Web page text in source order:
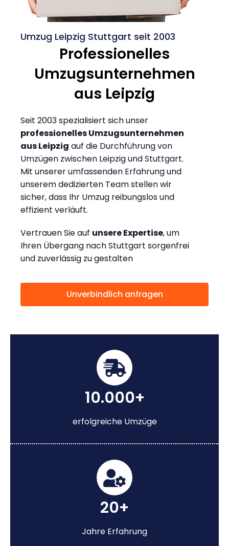
Umzug Leipzig Stuttgart seit 2003
Professionelles
Umzugsunternehmen
aus Leipzig
Seit 2003 spezialisiert sich unser
professionelles Umzugsunternehmen
aus Leipzig auf die Durchführung von
Umzügen zwischen Leipzig und Stuttgart.
Mit unserer umfassenden Erfahrung und
unserem dedizierten Team stellen wir
sicher, dass Ihr Umzug reibungslos und
effizient verläuft.
Vertrauen Sie auf unsere Expertise, um
Ihren Übergang nach Stuttgart sorgenfrei
und zuverlässig zu gestalten
Unverbindlich anfragen
10.000+
erfolgreiche Umzüge
20+
Jahre Erfahrung